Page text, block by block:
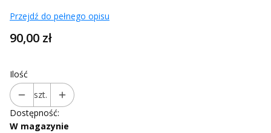
Przejdź do pełnego opisu
Cena
90,00 zł
Ilość
szt.
Dostępność:
W magazynie